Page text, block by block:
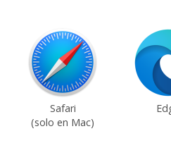
Safari
(solo en Mac)